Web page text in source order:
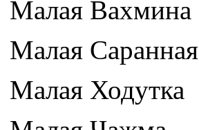
Малая Вахмина
Малая Саранная
Малая Ходутка